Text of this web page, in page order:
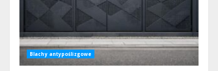
Blachy antypoślizgowe